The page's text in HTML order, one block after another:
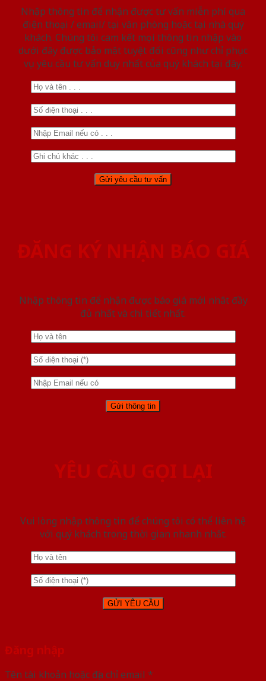
Nhập thông tin để nhận được tư vấn miễn phí qua
điện thoại / email/ tại văn phòng hoặc tại nhà quý
khách. Chúng tôi cam kết mọi thông tin nhập vào
dưới đây được bảo mật tuyệt đối cũng như chỉ phục
vụ yêu cầu tư vấn duy nhất của quý khách tại đây.
ĐĂNG KÝ NHẬN BÁO GIÁ
Nhập thông tin để nhận được báo giá mới nhât đầy
đủ nhất và chi tiết nhất.
YÊU CẦU GỌI LẠI
Vui lòng nhập thông tin để chúng tôi có thể liên hệ
với quý khách trong thời gian nhanh nhất.
Đăng nhập
Tên tài khoản hoặc địa chỉ email *